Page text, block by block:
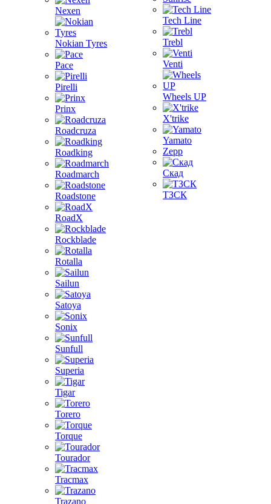
Nexen
Nokian Tyres
Pace
Pirelli
Prinx
Roadcruza
Roadking
Roadmarch
Roadstone
RoadX
Rockblade
Rotalla
Sailun
Satoya
Sonix
Sunfull
Superia
Tigar
Torero
Torque
Tourador
Tracmax
Trazano
Tech Line
Trebl
Venti
Wheels UP
X'trike
Yamato
Zepp
Скад
ТЗСК